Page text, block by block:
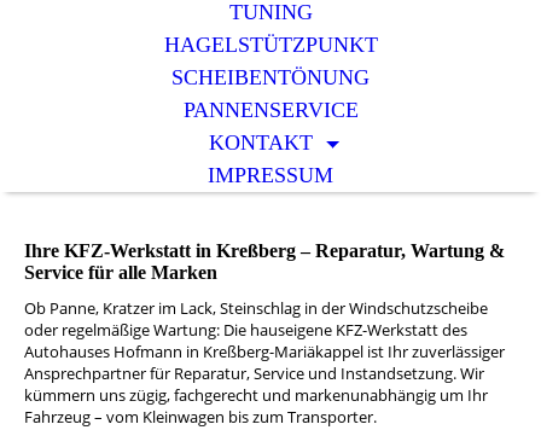
TUNING
HAGELSTÜTZPUNKT
SCHEIBENTÖNUNG
PANNENSERVICE
KONTAKT
IMPRESSUM
Ihre KFZ-Werkstatt in Kreßberg– Reparatur, Wartung &
Service für alle Marken
Ob Panne, Kratzer im Lack, Steinschlag in der Windschutzscheibe
oder regelmäßige Wartung: Die hauseigene KFZ-Werkstatt des
Autohauses Hofmann in Kreßberg-Mariäkappel ist Ihr zuverlässiger
Ansprechpartner für Reparatur, Service und Instandsetzung. Wir
kümmern uns zügig, fachgerecht und markenunabhängig um Ihr
Fahrzeug – vom Kleinwagen bis zum Transporter.